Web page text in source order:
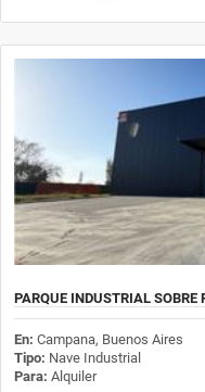
PARQUE INDUSTRIAL
En: Campana, Buenos Aires
Tipo: Nave Industrial
Para: Alquiler